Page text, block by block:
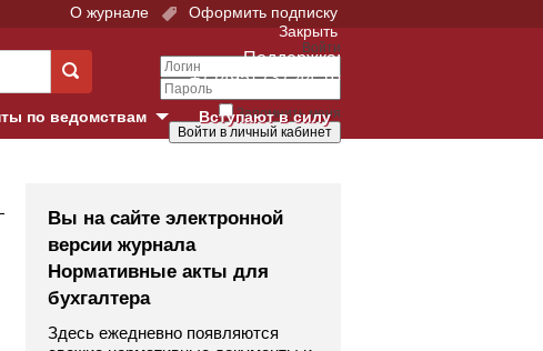
О журнале
Оформить подписку
Закрыть
Войти
Запомнить меня
Поддержка:
+7 (495) 737-44-10
Вступают в силу
по ведомствам
Суд
в г. Москве
Суд
Вы на сайте электронной
версии журнала
Нормативные акты для
бухгалтера
Здесь ежедневно появляются